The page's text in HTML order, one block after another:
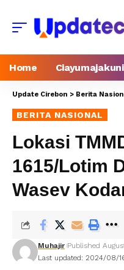
Home
Update Cirebon > Berita
BERITA NASIONAL
Lokasi
1615/Lotim
Wasev
Last updated: 2024/08/
Muhajir Published